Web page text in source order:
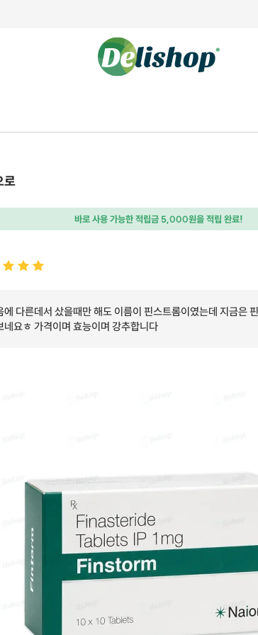
로
바로 사용 가능한 적립금 5,000원을 적립 완료!
에 다른데서 샀을때만 해도 이름이 핀스트롬이였는데 지금은
네요ㅎ 가격이며 효능이며 강추합니다